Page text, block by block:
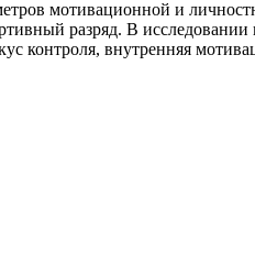
мотивационной и
разряд. В
контроля, внутренняя